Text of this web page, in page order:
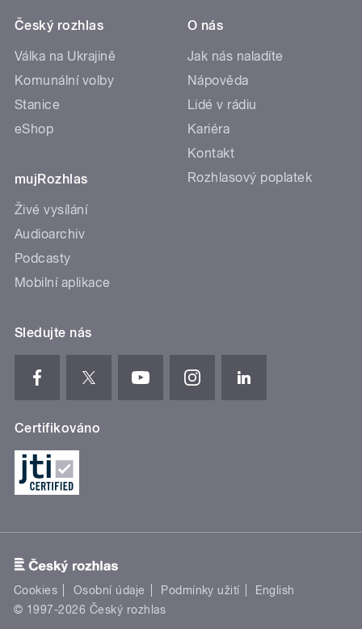
Český rozhlas
Válka na Ukrajině
Komunální volby
Stanice
eShop
mujRozhlas
Živé vysílání
Audioarchiv
Podcasty
Mobilní aplikace
O nás
Jak nás naladíte
Nápověda
Lidé v rádiu
Kariéra
Kontakt
Rozhlasový poplatek
Sledujte nás
Certifikováno
Cookies Osobní údaje Podmínky užití
English
© 1997-2026 Český rozhlas